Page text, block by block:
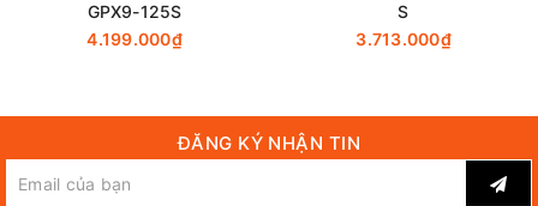
GPX9-125S
4.199.000₫
S
3.713.000₫
ĐĂNG KÝ NHẬN TIN